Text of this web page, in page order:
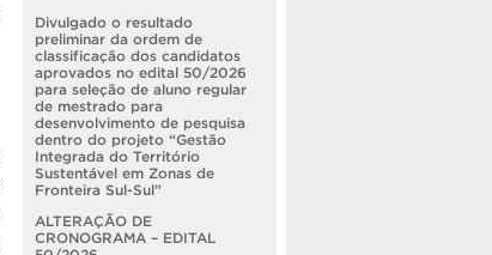
Divulgado o resultado
preliminar da ordem de
classificação dos candidatos
aprovados no edital 50/2026
para seleção de aluno regular
de mestrado para
desenvolvimento de pesquisa
dentro do projeto “Gestão
Integrada do Território
Sustentável em Zonas de
Fronteira Sul-Sul”
ALTERAÇÃO DE
CRONOGRAMA – EDITAL